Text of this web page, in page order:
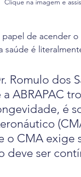
Clique na imagem e
de acender
saúde é
Romulo dos
a ABRAPAC
é
o CMA exige
deve ser